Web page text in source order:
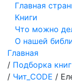
Главная
Книги
Что можно
О нашей
Главная
/ Подборка
/ Чит_CODE /